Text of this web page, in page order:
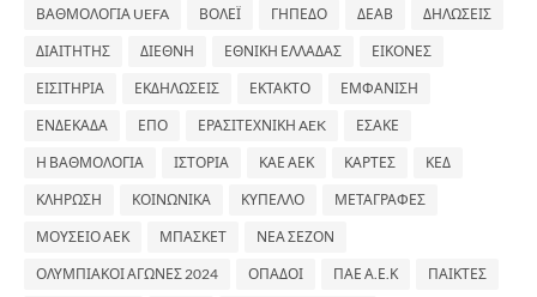
ΒΑΘΜΟΛΟΓΙΑ UEFA ΒΟΛΕΪ ΓΗΠΕΔΟ ΔΕΑΒ ΔΗΛΩΣΕΙΣ
ΔΙΑΙΤΗΤΗΣ ΔΙΕΘΝΗ ΕΘΝΙΚΗ ΕΛΛΑΔΑΣ ΕΙΚΟΝΕΣ
ΕΙΣΙΤΗΡΙΑ ΕΚΔΗΛΩΣΕΙΣ ΕΚΤΑΚΤΟ ΕΜΦΑΝΙΣΗ
ΕΝΔΕΚΑΔΑ ΕΠΟ ΕΡΑΣΙΤΕΧΝΙΚΗ AEK ΕΣΑΚΕ
Η ΒΑΘΜΟΛΟΓΙΑ ΙΣΤΟΡΙΑ ΚΑΕ ΑΕΚ ΚΑΡΤΕΣ ΚΕΔ
ΚΛΗΡΩΣΗ ΚΟΙΝΩΝΙΚΑ ΚΥΠΕΛΛΟ ΜΕΤΑΓΡΑΦΕΣ
ΜΟΥΣΕΙΟ ΑΕΚ ΜΠΑΣΚΕΤ ΝΕΑ ΣΕΖΟΝ
ΟΛΥΜΠΙΑΚΟΙ ΑΓΩΝΕΣ 2024 ΟΠΑΔΟΙ ΠΑΕ Α.Ε.Κ ΠΑΙΚΤΕΣ